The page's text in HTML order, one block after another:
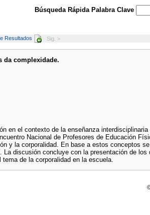
Búsqueda Rápida Palabra Clave
Resultados Sig. >
da complexidade.
en el contexto de la enseñanza
Nacional de Profesores de Educación
y la corporalidad. En base a estos conceptos
discusión concluye con la presentación de
de la corporalidad en la escuela.